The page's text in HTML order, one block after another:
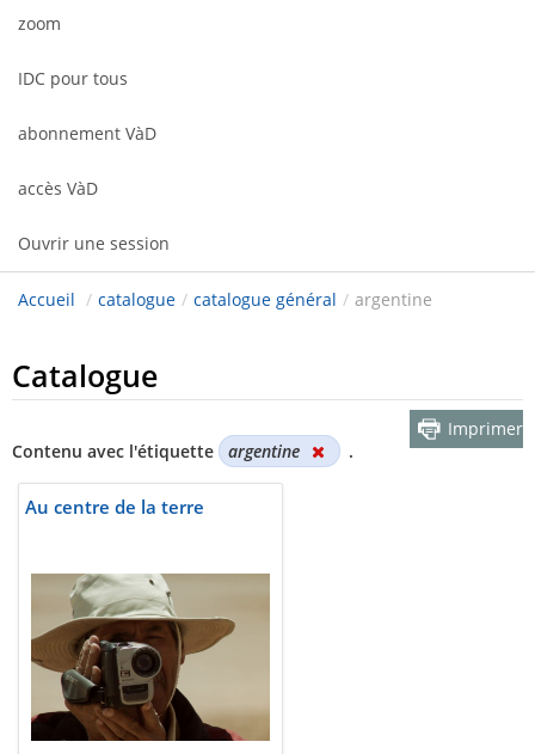
zoom
IDC pour tous
abonnement VàD
accès VàD
Ouvrir une session
Accueil / catalogue / catalogue général / argentine
Catalogue
Contenu avec l'étiquette argentine .
Imprimer
Au centre de la terre